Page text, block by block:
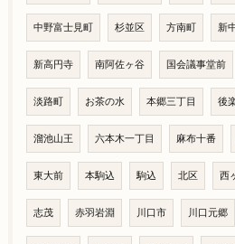
中野富士見町 杉並区 方南町 新
新高円寺 南阿佐ヶ谷 国会議事堂前
淡路町 お茶の水 本郷三丁目 後
溜池山王 六本木一丁目 麻布十番
東大前 本駒込 駒込 北区 西
志茂 赤羽岩淵 川口市 川口元郷